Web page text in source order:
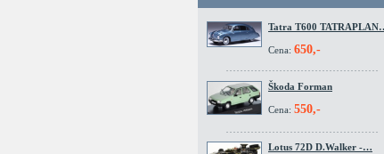
Tatra T600
Cena: 650,-
Škoda Forman
Cena: 550,-
Lotus 72D D.Walker -…